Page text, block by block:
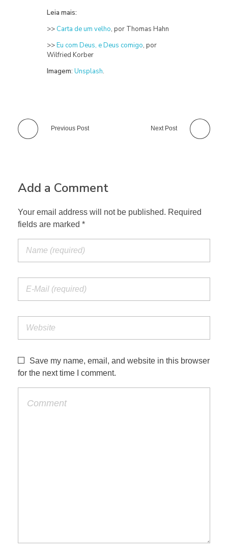
Leia mais:
>> Carta de um velho, por Thomas Hahn
>>Eu com Deus, e Deus comigo, por
Wilfried Korber
Imagem: Unsplash.
Previous Post Next Post
Add a Comment
Your email address will not be published. Required
fields are marked *
Save my name, email, and website in this browser
for the next time I comment.